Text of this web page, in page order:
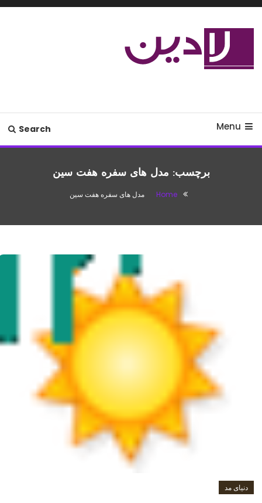
Skip
Menu
Search
برچسب: مدل های سفره هفت سین
Home مدل های سفره هفت سین
دنیای مد